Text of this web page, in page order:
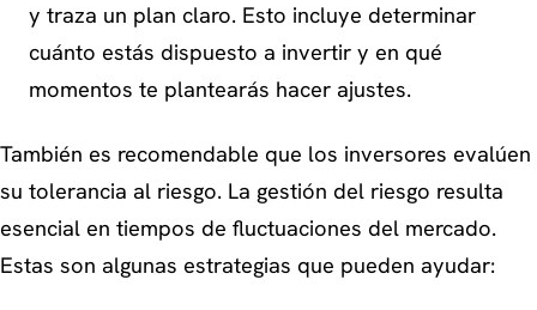
y traza un plan claro. Esto incluye determinar
cuánto estás dispuesto a invertir y en qué
momentos te plantearás hacer ajustes.
También es recomendable que los inversores evalúen
su tolerancia al riesgo. La gestión del riesgo resulta
esencial en tiempos de fluctuaciones del mercado.
Estas son algunas estrategias que pueden ayudar: